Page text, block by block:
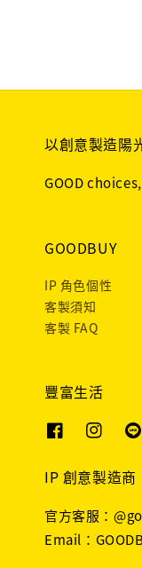
以創意製造陽
GOOD
GOODBUY
IP 角色個性
客製須知
客製 FAQ
豐富生活
IP 創意製造商
官方客服：
Email：